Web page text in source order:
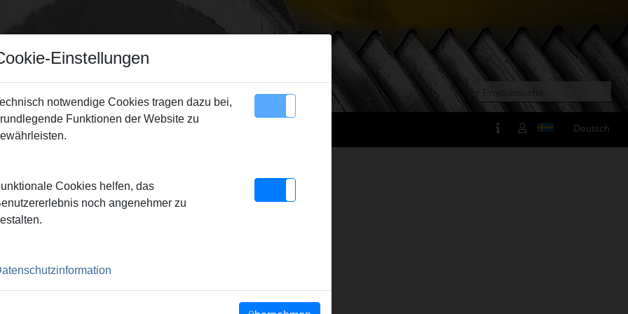
Deutsch
Einstellungen
notwendige Cookies tragen dazu bei,
Funktionen der Website zu
Cookies helfen, das
noch angenehmer zu